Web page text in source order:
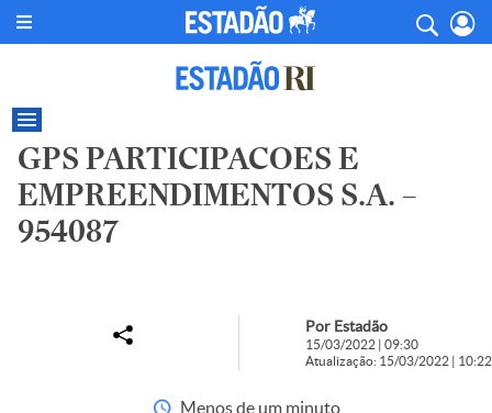
GPS PARTICIPACOES E
EMPREENDIMENTOS S.A. –
954087
Por Estadão
15/03/2022 | 09:30
Atualização: 15/03/2022 | 10:22
Menos de um minuto